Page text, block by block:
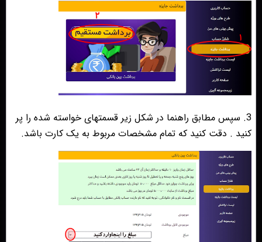
3. سپس مطابق راهنما در شکل زیر قسمتهای خواسته شده را پر
کنید . دقت کنید که تمام مشخصات مربوط به یک کارت باشد.